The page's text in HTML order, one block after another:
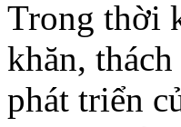
Trong thời
khăn,
phát triển